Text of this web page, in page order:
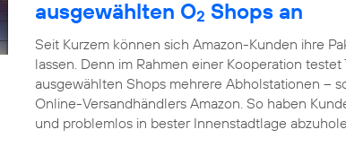
ausgewählten O2 Shops an
Seit Kurzem können sich Amazon-Kunden ihre
lassen. Denn im Rahmen einer Kooperation
ausgewählten Shops mehrere Abholstationen –
Online-Versandhändlers Amazon. So haben
und problemlos in bester Innenstadtlage